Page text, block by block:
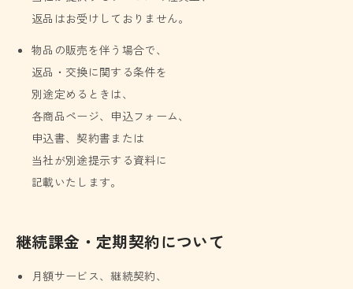
返品はお受けしておりません。
物品の販売を伴う場合で、
返品・交換に関する条件を
別途定めるときは、
各商品ページ、申込フォーム、
申込書、契約書または
当社が別途提示する資料に
記載いたします。
継続課金・定期契約について
月額サービス、継続契約、